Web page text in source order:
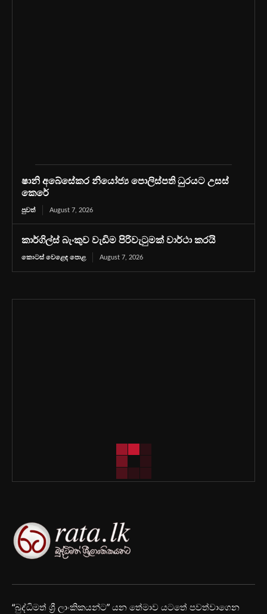
ෂානි අබේසේකර නියෝජ්‍ය පොලිස්පති ධුරයට උසස්
කෙරේ
පුවත් August 7, 2026
කාර්ගිල්ස් බැංකුව වැඩිම පිරිවැටුමක් වාර්ථා කරයි
කොටස් වෙළෙඳ පොළ August 7, 2026
“බුද්ධිමත් ශ්‍රී ලාංකිකයන්ට” යන තේමාව යටතේ පවත්වාගෙන